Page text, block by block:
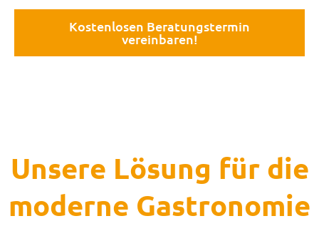
Kostenlosen Beratungstermin
vereinbaren!
Unsere Lösung für die
moderne Gastronomie